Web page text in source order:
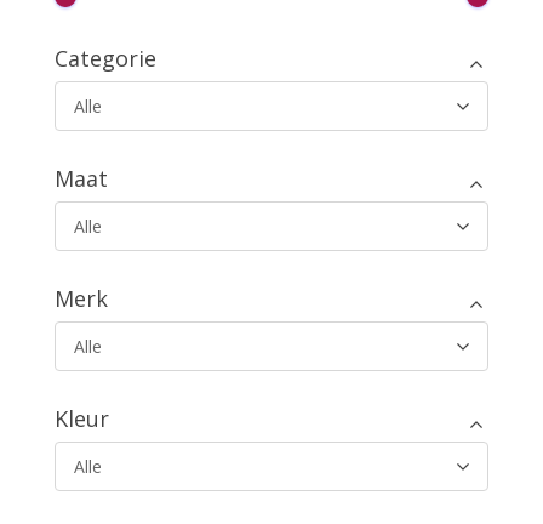
Categorie
Alle
Maat
Alle
Merk
Alle
Kleur
Alle